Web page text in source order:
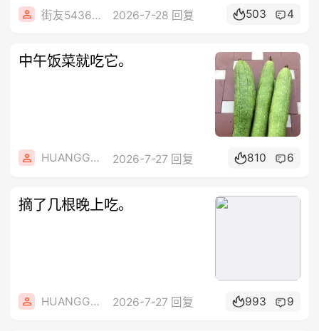
街友54369822 2026-7-28 回复 503 4
中午饭菜就吃它。
HUANGGANG2 2026-7-27 回复 810 6
摘了几根晚上吃。
HUANGGANG2 2026-7-27 回复 993 9